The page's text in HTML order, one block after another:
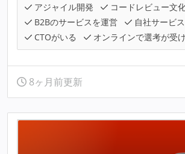
アジャイル開発
コードレビュー文
B2Bのサービスを運営
自社サービ
CTOがいる
オンラインで選考が受
8ヶ月前更新